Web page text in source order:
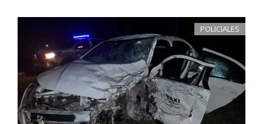
POLICIALES